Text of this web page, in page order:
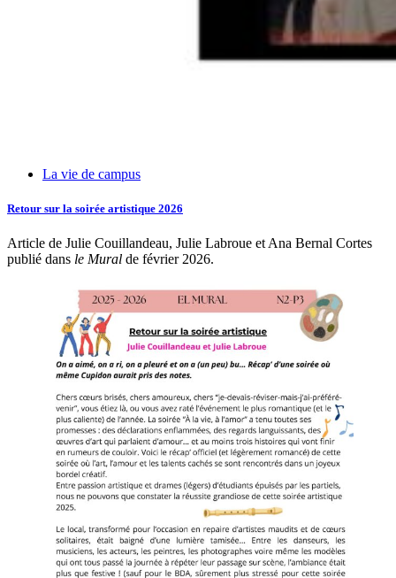
La vie de campus
Retour sur la soirée artistique 2026
Article de Julie Couillandeau, Julie Labroue et Ana Bernal Cortes
publié dans le Mural de février 2026.